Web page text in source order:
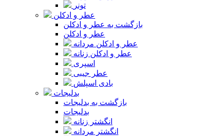
تونر
عطر و ادکلن
بازگشت به عطر و ادکلن
عطر و ادکلن
عطر و ادکلن مردانه
عطر و ادکلن زنانه
اسپری
عطر جیبی
بادی اسپلش
بدلیجات
بازگشت به بدلیجات
بدلیجات
انگشتر زنانه
انگشتر مردانه